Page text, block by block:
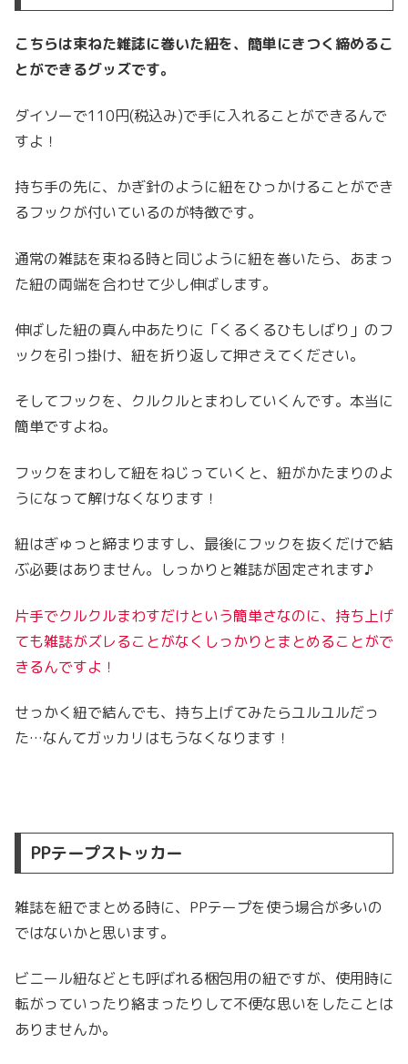
こちらは束ねた雑誌に巻いた紐を、簡単にきつく締めるこ
とができるグッズです。
ダイソーで110円(税込み)で手に入れることができるんで
すよ！
持ち手の先に、かぎ針のように紐をひっかけることができ
るフックが付いているのが特徴です。
通常の雑誌を束ねる時と同じように紐を巻いたら、あまっ
た紐の両端を合わせて少し伸ばします。
伸ばした紐の真ん中あたりに「くるくるひもしばり」のフ
ックを引っ掛け、紐を折り返して押さえてください。
そしてフックを、クルクルとまわしていくんです。本当に
簡単ですよね。
フックをまわして紐をねじっていくと、紐がかたまりのよ
うになって解けなくなります！
紐はぎゅっと締まりますし、最後にフックを抜くだけで結
ぶ必要はありません。しっかりと雑誌が固定されます♪
片手でクルクルまわすだけという簡単さなのに、持ち上げ
ても雑誌がズレることがなくしっかりとまとめることがで
きるんですよ！
せっかく紐で結んでも、持ち上げてみたらユルユルだっ
た…なんてガッカリはもうなくなります！
PPテープストッカー
雑誌を紐でまとめる時に、PPテープを使う場合が多いの
ではないかと思います。
ビニール紐などとも呼ばれる梱包用の紐ですが、使用時に
転がっていったり絡まったりして不便な思いをしたことは
ありませんか。